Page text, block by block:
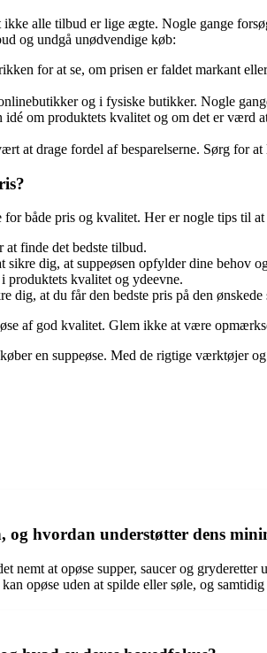
alle tilbud er lige ægte. Nogle gange
og undgå unødvendige køb:
for at se, om prisen er faldet markant
og i fysiske butikker. Nogle
om produktets kvalitet og om det er
at drage fordel af besparelserne. Sørg for
både pris og kvalitet. Her er nogle tips til
finde det bedste tilbud.
dig, at suppeøsen opfylder dine behov
produktets kvalitet og ydeevne.
at du får den bedste pris på den ønskede
af god kvalitet. Glem ikke at være
en suppeøse. Med de rigtige værktøjer
hvordan understøtter dens
at opøse supper, saucer og gryderetter
opøse uden at spilde eller søle, og